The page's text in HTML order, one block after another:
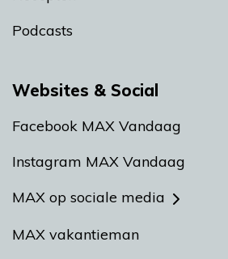
Podcasts
Websites & Social
Facebook MAX Vandaag
Instagram MAX Vandaag
MAX op sociale media
MAX vakantieman